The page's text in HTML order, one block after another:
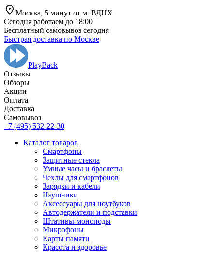
Москва, 5 минут от м. ВДНХ
Сегодня работаем до 18:00
Бесплатный самовывоз сегодня
Быстрая доставка по Москве
PlayBack
Отзывы
Обзоры
Aкции
Оплата
Доставка
Самовывоз
+7 (495) 532-22-30
Каталог товаров
Смартфоны
Защитные стекла
Умные часы и браслеты
Чехлы для смартфонов
Зарядки и кабели
Наушники
Аксессуары для ноутбуков
Автодержатели и подставки
Штативы-моноподы
Микрофоны
Карты памяти
Красота и здоровье